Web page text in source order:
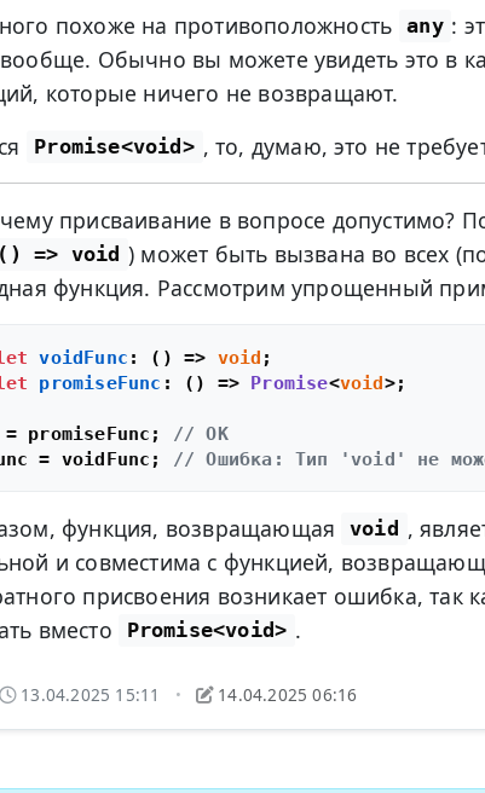
похоже на противоположность any :
Обычно вы можете увидеть это в
которые ничего не возвращают.
Promise<void> , то, думаю, это не
присваивание в вопросе допустимо?
() => void ) может быть вызвана во всех
функция. Рассмотрим упрощенный
voidFunc : () => void
promiseFunc : () => Promise<void>;
promiseFunc;
// OK
= voidFunc;
// Ошибка: Тип 'void' не
функция, возвращающая void ,
и совместима с функцией,
присвоения возникает ошибка, так
вместо
Promise<void> .
13.04.2025 15:11 • 14.04.2025 06:16